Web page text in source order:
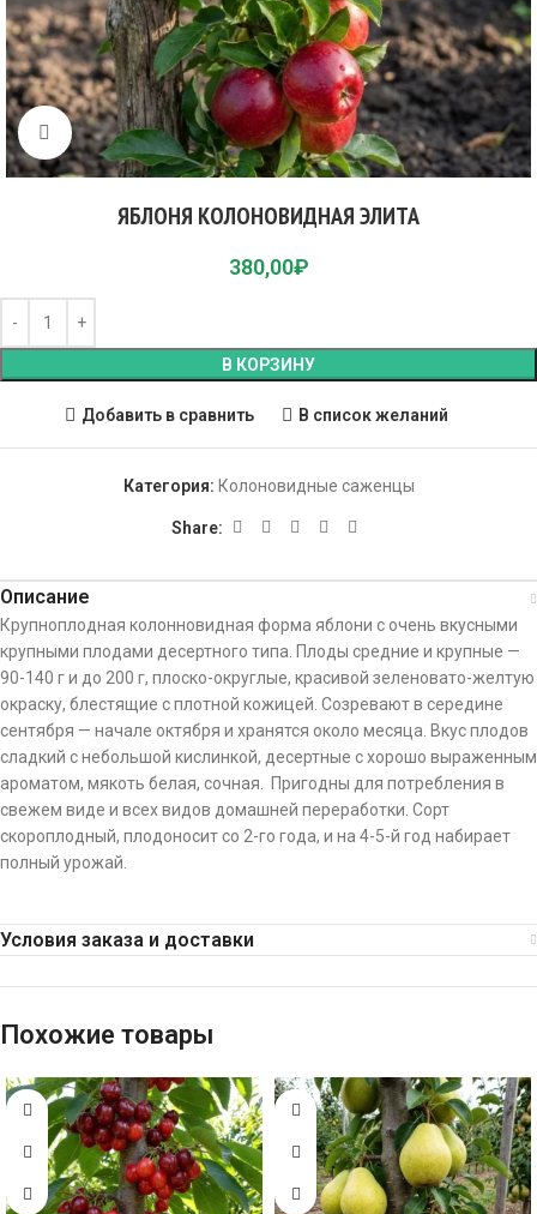
Click to enlarge
ЯБЛОНЯ КОЛОНОВИДНАЯ ЭЛИТА
380,00₽
В КОРЗИНУ
Добавить в сравнить В список желаний
Категория: Колоновидные саженцы
Share:
Описание
Крупноплодная колонновидная форма яблони с очень вкусными
крупными плодами десертного типа. Плоды средние и крупные —
90-140 г и до 200 г, плоско-округлые, красивой зеленовато-желтую
окраску, блестящие с плотной кожицей. Созревают в середине
сентября — начале октября и хранятся около месяца. Вкус плодов
сладкий с небольшой кислинкой, десертные с хорошо выраженным
ароматом, мякоть белая, сочная. Пригодны для потребления в
свежем виде и всех видов домашней переработки. Сорт
скороплодный, плодоносит со 2-го года, и на 4-5-й год набирает
полный урожай.
Условия заказа и доставки
Похожие товары